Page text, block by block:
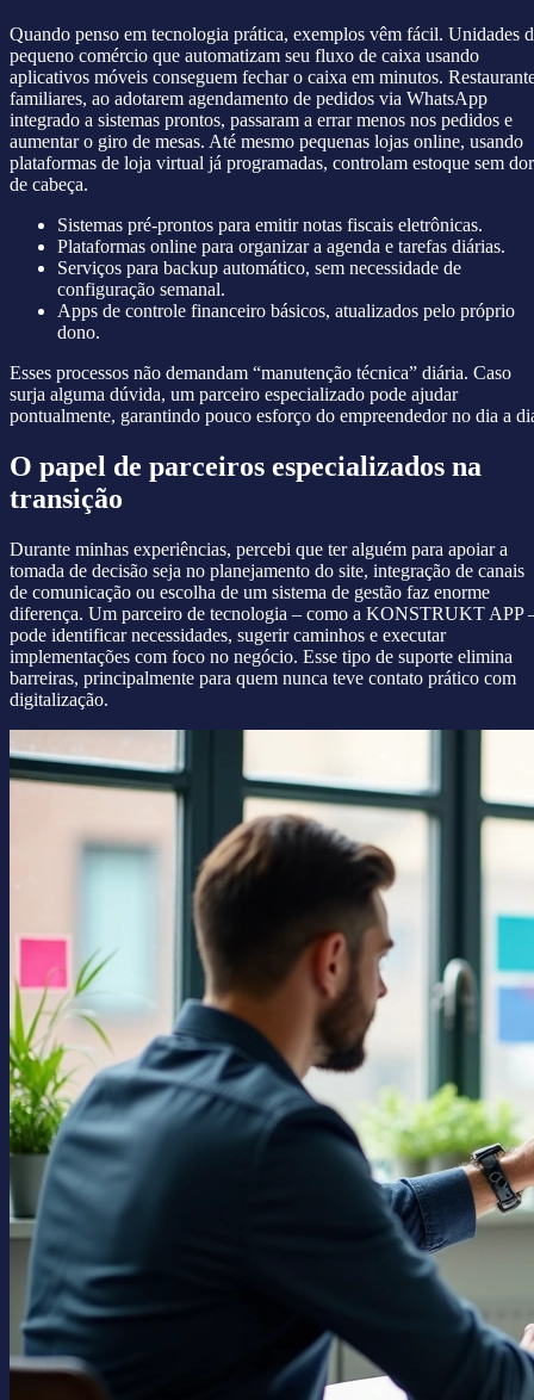
Quando penso em tecnologia prática, exemplos vêm fácil. Unidades
pequeno comércio que automatizam seu fluxo de caixa usando
aplicativos móveis conseguem fechar o caixa em minutos.
familiares, ao adotarem agendamento de pedidos via WhatsApp
integrado a sistemas prontos, passaram a errar menos nos pedidos e
aumentar o giro de mesas. Até mesmo pequenas lojas online, usando
plataformas de loja virtual já programadas, controlam estoque sem dor
de cabeça.
Sistemas pré-prontos para emitir notas fiscais eletrônicas.
Plataformas online para organizar a agenda e tarefas diárias.
Serviços para backup automático, sem necessidade de
configuração semanal.
Apps de controle financeiro básicos, atualizados pelo próprio
dono.
Esses processos não demandam “manutenção técnica” diária. Caso
surja alguma dúvida, um parceiro especializado pode ajudar
pontualmente, garantindo pouco esforço do empreendedor no dia a
O papel de parceiros especializados na
transição
Durante minhas experiências, percebi que ter alguém para apoiar a
tomada de decisão seja no planejamento do site, integração de canais
de comunicação ou escolha de um sistema de gestão faz enorme
diferença. Um parceiro de tecnologia – como a KONSTRUKT APP
pode identificar necessidades, sugerir caminhos e executar
implementações com foco no negócio. Esse tipo de suporte elimina
barreiras, principalmente para quem nunca teve contato prático com
digitalização.